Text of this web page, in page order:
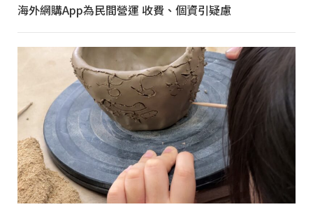
海外網購App為民間營運 收費、個資引疑慮